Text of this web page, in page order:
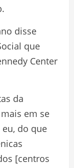
disse
que
Center
da
em se
do que
[centros